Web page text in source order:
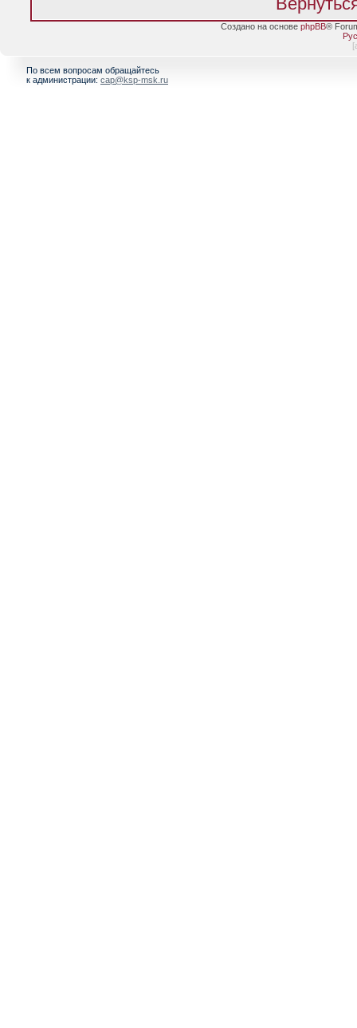
Создано на основе phpBB®
[
По всем вопросам обращайтесь
к администрации: cap@ksp-msk.ru